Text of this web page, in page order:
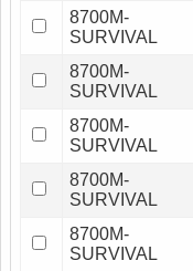
8700M-
SURVIVAL
8700M-
SURVIVAL
8700M-
SURVIVAL
8700M-
SURVIVAL
8700M-
SURVIVAL